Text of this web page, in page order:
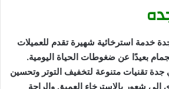
خدمة استرخائية شهيرة تقدم للعميلات
بعيدًا عن ضغوطات الحياة اليومية.
تقنيات متنوعة لتخفيف التوتر وتحسين
إلى شعور بالاسترخاء العميق والراحة